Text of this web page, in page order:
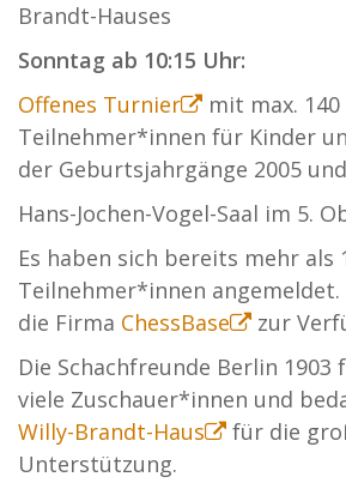
Brandt-Hauses
Sonntag ab 10:15 Uhr:
Offenes Turnier
mit max. 140
Teilnehmer*innen für Kinder
der Geburtsjahrgänge 2005
Hans-Jochen-Vogel-Saal im 5.
Es haben sich bereits mehr als
Teilnehmer*innen
die Firma ChessBase
zur
Die Schachfreunde Berlin 1903
viele Zuschauer*innen und
Willy-Brandt-Haus
für die
Unterstützung.